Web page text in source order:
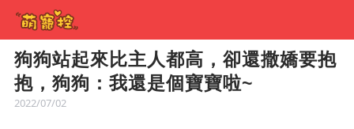
狗狗站起來比主人都高，卻還撒嬌要抱
抱，狗狗：我還是個寶寶啦~
2022/07/02